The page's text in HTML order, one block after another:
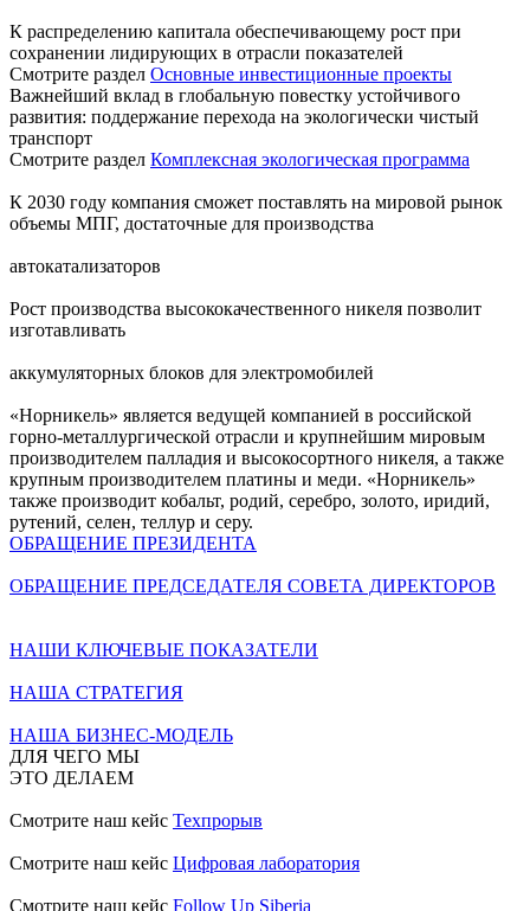
К распределению капитала обеспечивающему рост при
сохранении лидирующих в отрасли показателей
Смотрите раздел Основные инвестиционные проекты
Важнейший вклад в глобальную повестку устойчивого
развития: поддержание перехода на экологически чистый
транспорт
Смотрите раздел Комплексная экологическая программа
К 2030 году компания сможет поставлять на мировой рынок
объемы МПГ, достаточные для производства
автокатализаторов
Рост производства высококачественного никеля позволит
изготавливать
аккумуляторных блоков для электромобилей
«Норникель» является ведущей компанией в российской
горно-металлургической отрасли и крупнейшим мировым
производителем палладия и высокосортного никеля, а также
крупным производителем платины и меди. «Норникель»
также производит кобальт, родий, серебро, золото, иридий,
рутений, селен, теллур и серу.
ОБРАЩЕНИЕ ПРЕЗИДЕНТА
ОБРАЩЕНИЕ ПРЕДСЕДАТЕЛЯ СОВЕТА ДИРЕКТОРОВ
НАШИ КЛЮЧЕВЫЕ ПОКАЗАТЕЛИ
НАША СТРАТЕГИЯ
НАША БИЗНЕС-МОДЕЛЬ
ДЛЯ ЧЕГО МЫ
ЭТО ДЕЛАЕМ
Смотрите наш кейс Техпрорыв
Смотрите наш кейс Цифровая лаборатория
Смотрите наш кейс Follow Up Siberia